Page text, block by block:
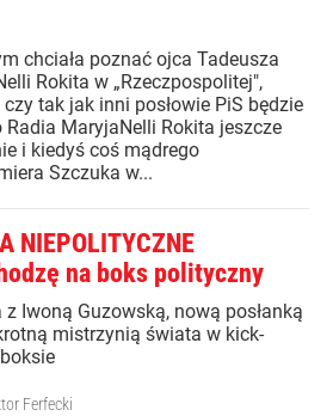
chciała poznać ojca Tadeusza
Rokita w „Rzeczpospolitej",
tak jak inni posłowie PiS będzie
Radia MaryjaNelli Rokita jeszcze
i kiedyś coś mądrego
Szczuka w...
NIEPOLITYCZNE
na boks polityczny
z Iwoną Guzowską, nową posłanką
mistrzynią świata w kick-
Ferfecki